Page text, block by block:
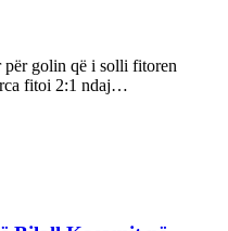
për golin që i solli fitoren
fitoi 2:1 ndaj…